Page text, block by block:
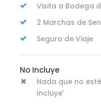
Visita a Bodega
2 Marchas de
Seguro de Viaje
No Incluye
Nada que no
Incluye'